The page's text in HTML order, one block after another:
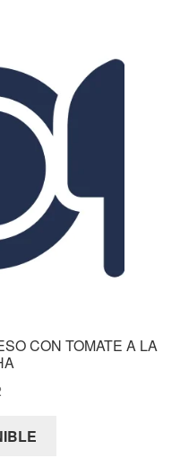
CON TOMATE A LA